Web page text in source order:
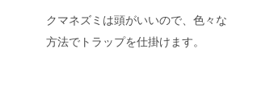
クマネズミは頭がいいので、色々な
方法でトラップを仕掛けます。